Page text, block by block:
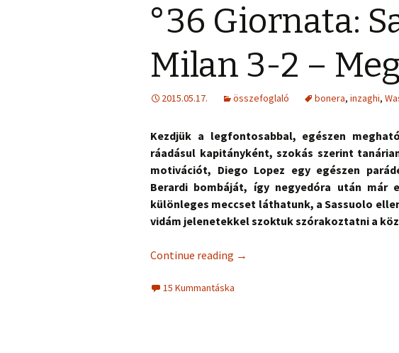
°36 Giornata:
Milan 3-2 –
2015.05.17. összefoglaló bonera, inzaghi,
Kezdjük a legfontosabbal, egészen
ráadásul kapitányként, szokás szerint
motivációt, Diego Lopez egy egészen
Berardi bombáját, így negyedóra után
különleges meccset láthatunk, a Sassuolo
vidám jelenetekkel szoktuk szórakoztatni a
Continue reading →
15 Kummantáska